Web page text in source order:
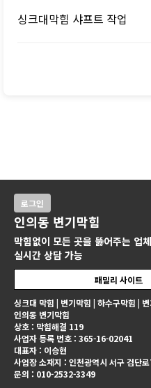
싱크대막힘 샤프트 작업
싱크대 막힘 | 변기막힘 | 하수구막힘 |
인의동 변기막힘
상호 : 막힘해결 119
사업자 등록 번호 : 365-16-02041
대표자 : 이승현
사업장 소재지 : 인천광역시 서구 검단
문의 : 010-2532-3349
로그인
인의동 변기막힘
막힘없이 모든 곳을 뚫어주는 업
실시간 상담 가능
패밀리 사이트